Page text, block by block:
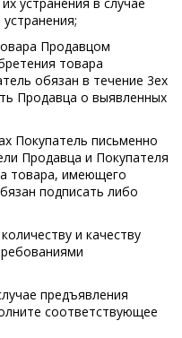
Продавцом
товара
обязан в течение 3ех
Продавца о выявленных
Покупатель письменно
Продавца и Покупателя
товара, имеющего
подписать либо
и качеству
предъявления
соответствующее